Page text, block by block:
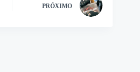
PRÓXIMO